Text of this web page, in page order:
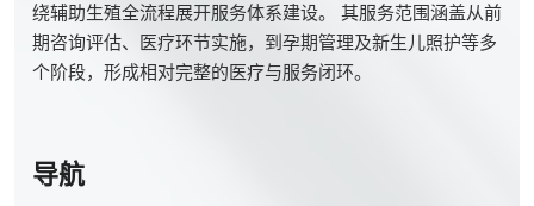
绕辅助生殖全流程展开服务体系建设。 其服务范围涵盖从前
期咨询评估、医疗环节实施，到孕期管理及新生儿照护等多
个阶段，形成相对完整的医疗与服务闭环。
导航